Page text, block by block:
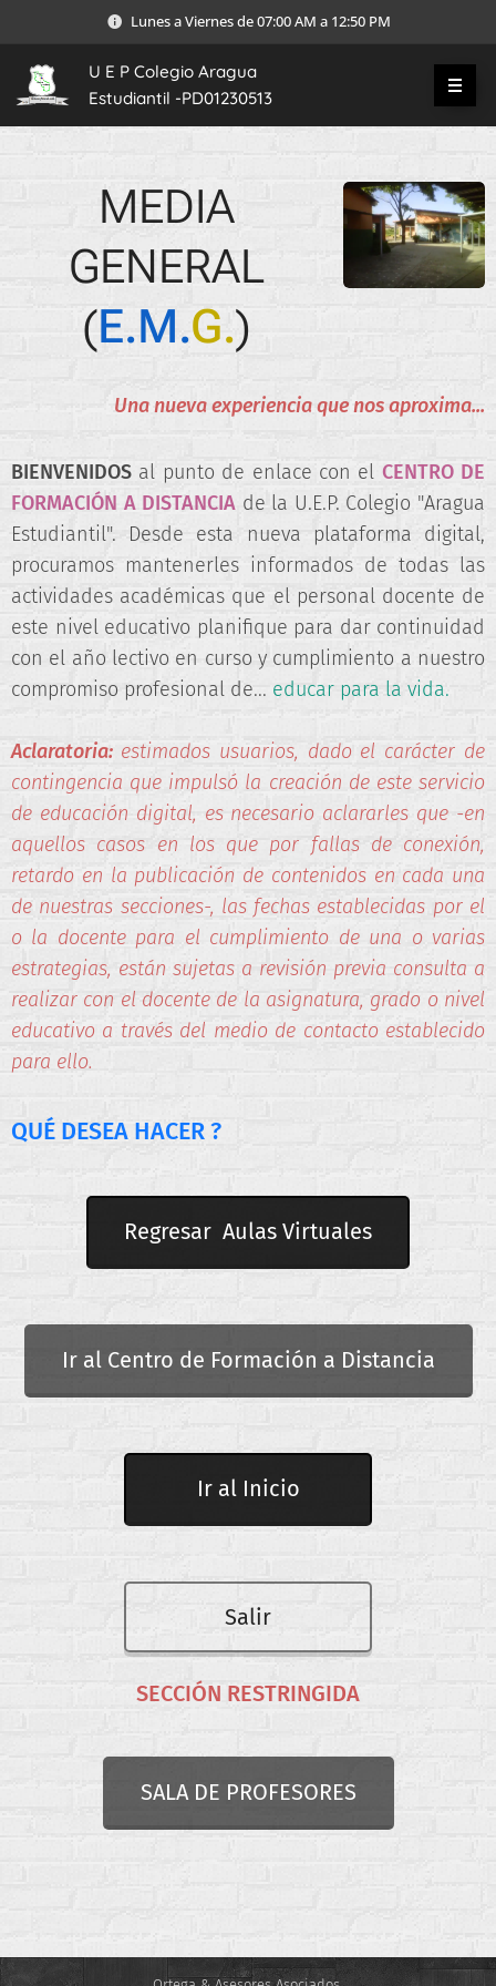
Lunes a Viernes de 07:00 AM a 12:50 PM
U E P Colegio Aragua
Estudiantil -PD01230513
MEDIA
GENERAL
(E.M.G.)
Una nueva experiencia que nos aproxima...
BIENVENIDOS al punto de enlace con el CENTRO DE
FORMACIÓN A DISTANCIA de la U.E.P. Colegio "Aragua
Estudiantil". Desde esta nueva plataforma digital,
procuramos mantenerles informados de todas las
actividades académicas que el personal docente de
este nivel educativo planifique para dar continuidad
con el año lectivo en curso y cumplimiento a nuestro
compromiso profesional de... educar para la vida.
Aclaratoria: estimados usuarios, dado el carácter de
contingencia que impulsó la creación de este servicio
de educación digital, es necesario aclararles que -en
aquellos casos en los que por fallas de conexión,
retardo en la publicación de contenidos en cada una
de nuestras secciones-, las fechas establecidas por el
o la docente para el cumplimiento de una o varias
estrategias, están sujetas a revisión previa consulta a
realizar con el docente de la asignatura, grado o nivel
educativo a través del medio de contacto establecido
para ello.
QUÉ DESEA HACER ?
Regresar Aulas Virtuales
Ir al Centro de Formación a Distancia
Ir al Inicio
Salir
SECCIÓN RESTRINGIDA
SALA DE PROFESORES